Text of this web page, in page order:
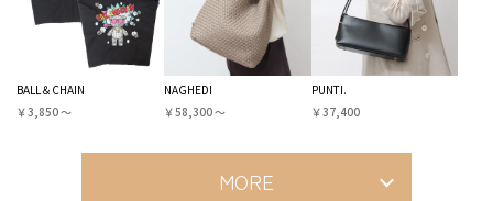
BALL＆CHAIN
￥3,850 〜
NAGHEDI
￥58,300 〜
PUNTI.
￥37,400
MORE